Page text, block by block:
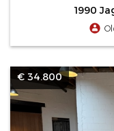
1990
€ 34.800